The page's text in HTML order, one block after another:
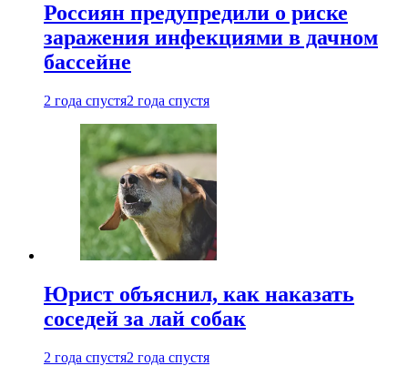
Россиян предупредили о риске
заражения инфекциями в дачном
бассейне
2 года спустя2 года спустя
Юрист объяснил, как наказать
соседей за лай собак
2 года спустя2 года спустя